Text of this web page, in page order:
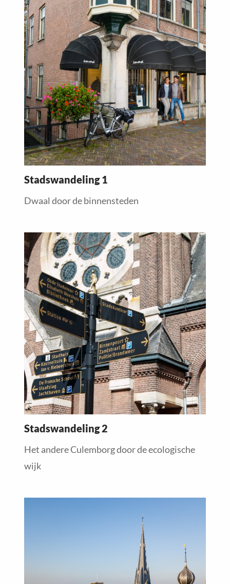
Stadswandeling 1
Dwaal door de binnensteden
about
Stadswandeling 2
Het andere Culemborg door de ecologische
wijk
Read
more
about